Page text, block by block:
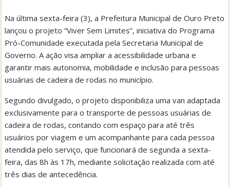
Na última sexta-feira (3), a Prefeitura Municipal de Ouro Preto
lançou o projeto “Viver Sem Limites”, iniciativa do Programa
Pró-Comunidade executada pela Secretaria Municipal de
Governo. A ação visa ampliar a acessibilidade urbana e
garantir mais autonomia, mobilidade e inclusão para pessoas
usuárias de cadeira de rodas no município.
Segundo divulgado, o projeto disponibiliza uma van adaptada
exclusivamente para o transporte de pessoas usuárias de
cadeira de rodas, contando com espaço para até três
usuários por viagem e um acompanhante para cada pessoa
atendida pelo serviço, que funcionará de segunda a sexta-
feira, das 8h às 17h, mediante solicitação realizada com até
três dias de antecedência.